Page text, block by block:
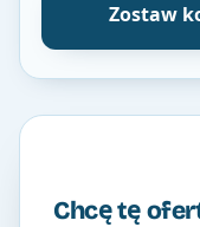
Zostaw
Chcę tę